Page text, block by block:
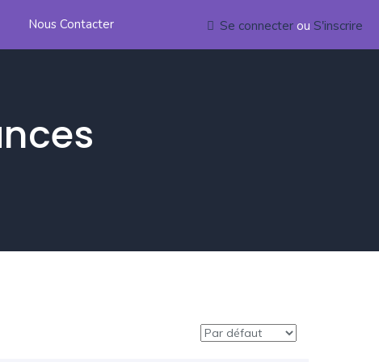
Nous Contacter Se connecter ou S'inscrire